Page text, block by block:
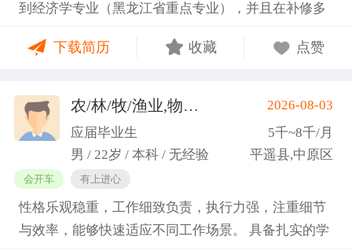
到经济学专业（黑龙江省重点专业），并且在补修多
学；研一刚入学就跟随导师参加多个项目书撰写，其
基金项目以及国家重大课题项目申报书的撰写。
（2）沟通能力强，2023年9月-2024年6月在研究生管
理办公室担任助管，主要负责硕士、博士研究生开
题、预答辩和正式答辩答辩秘书工作，同时负责研究
生入学复试相关工作，研究生日常事务管理工作，与
老师和同学多方沟通协调；2025年4月-2025年7月在
图书馆信息处担任助管，主要负责毕业生论文查重、
下载简历 收藏 点赞
农/林/牧/渔业,物业管理,环保,物流/仓储,人事/行政/后勤
2026-08-03
应届毕业生
5千~8千/月
男 / 22岁 / 本科 / 无经验
平遥县,中原区
会开车 有上进心
性格乐观稳重，工作细致负责，执行力强，注重细节
与效率，能够快速适应不同工作场景。 具备扎实的学